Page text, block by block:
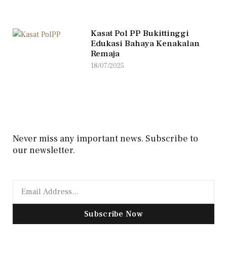
Kasat Pol PP Bukittinggi
Edukasi Bahaya Kenakalan
Remaja
18/07/2025
Never miss any important news. Subscribe to
our newsletter.
Subscribe Now